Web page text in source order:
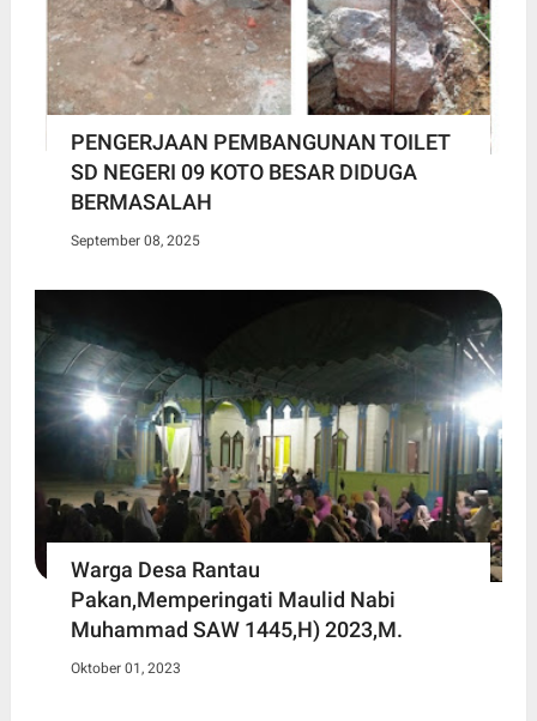
PENGERJAAN PEMBANGUNAN TOILET
SD NEGERI 09 KOTO BESAR DIDUGA
BERMASALAH
September 08, 2025
Warga Desa Rantau
Pakan,Memperingati Maulid Nabi
Muhammad SAW 1445,H) 2023,M.
Oktober 01, 2023